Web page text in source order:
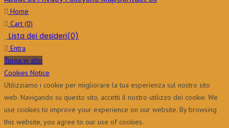
Home
Cart (0)
Lista dei desideri(0)
Entra
Torna in alto
Cookies Notice
Utilizziamo i cookie per migliorare la tua esperienza sul nostro sito
web. Navigando su questo sito, accetti il ​​nostro utilizzo dei cookie. We
use cookies to improve your experience on our website. By browsing
this website, you agree to our use of cookies.